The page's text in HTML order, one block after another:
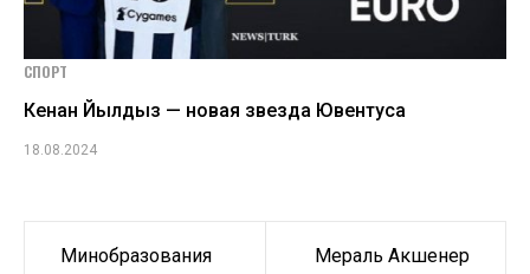
СПОРТ
Кенан Йылдыз — новая звезда Ювентуса
18.08.2024
Навигация
Минобразования
Мераль Акшенер